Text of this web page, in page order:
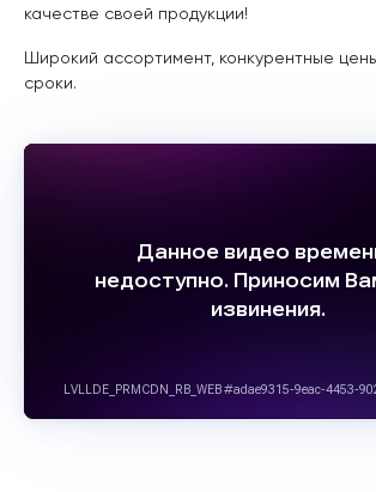
качестве своей продукции!
Широкий ассортимент, конкурентные
сроки.